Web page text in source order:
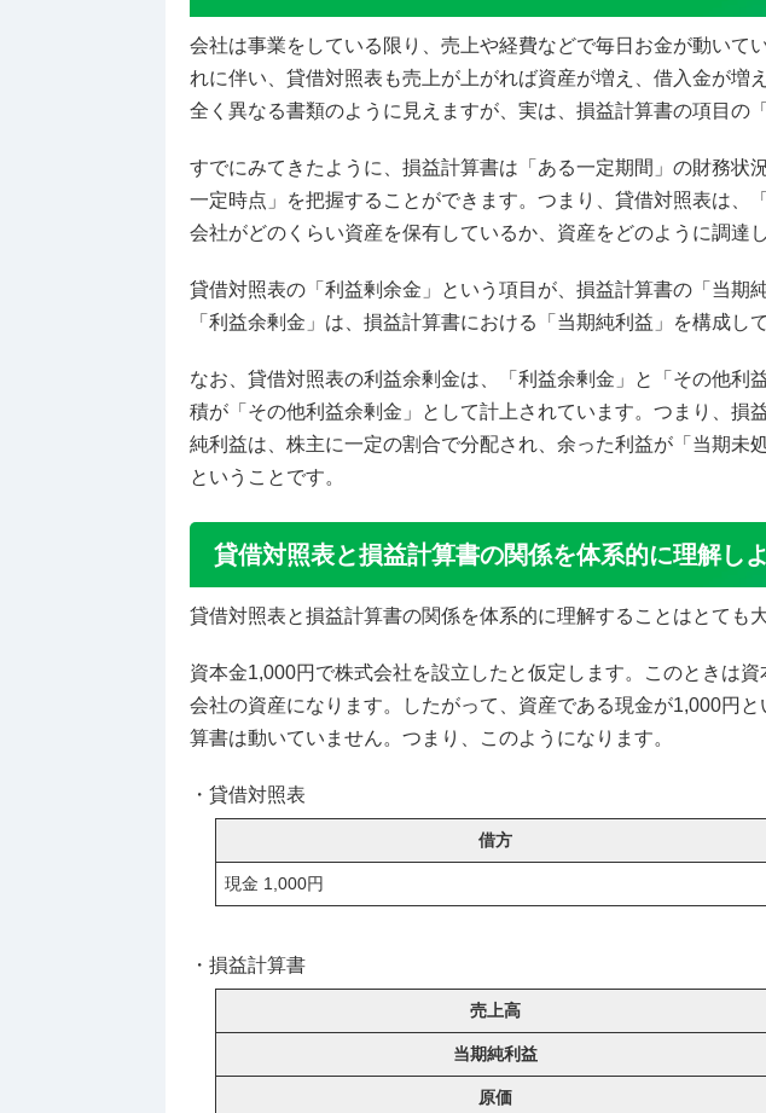
会社は事業をしている限り、売上や経費などで毎日お金が動い
れに伴い、貸借対照表も売上が上がれば資産が増え、借入金が増
全く異なる書類のように見えますが、実は、損益計算書の項目の
すでにみてきたように、損益計算書は「ある一定期間」の財務
一定時点」を把握することができます。つまり、貸借対照表は、
会社がどのくらい資産を保有しているか、資産をどのように調達
貸借対照表の「利益剰余金」という項目が、損益計算書の「当
「利益余剰金」は、損益計算書における「当期純利益」を構成し
なお、貸借対照表の利益余剰金は、「利益余剰金」と「その他
積が「その他利益余剰金」として計上されています。つまり、
純利益は、株主に一定の割合で分配され、余った利益が「当期
ということです。
貸借対照表と損益計算書の関係を体系的に理解し
貸借対照表と損益計算書の関係を体系的に理解することはとても
資本金1,000円で株式会社を設立したと仮定します。このときは
会社の資産になります。したがって、資産である現金が1,000円
算書は動いていません。つまり、このようになります。
・貸借対照表
借方
現金 1,000円
・損益計算書
売上高
当期純利益
原価